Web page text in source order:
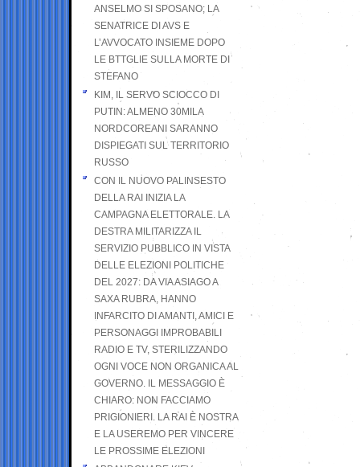
ANSELMO SI SPOSANO; LA
SENATRICE DI AVS E
L’AVVOCATO INSIEME DOPO
LE BTTGLIE SULLA MORTE DI
STEFANO
KIM, IL SERVO SCIOCCO DI
PUTIN: ALMENO 30MILA
NORDCOREANI SARANNO
DISPIEGATI SUL TERRITORIO
RUSSO
CON IL NUOVO PALINSESTO
DELLA RAI INIZIA LA
CAMPAGNA ELETTORALE. LA
DESTRA MILITARIZZA IL
SERVIZIO PUBBLICO IN VISTA
DELLE ELEZIONI POLITICHE
DEL 2027: DA VIA ASIAGO A
SAXA RUBRA, HANNO
INFARCITO DI AMANTI, AMICI E
PERSONAGGI IMPROBABILI
RADIO E TV, STERILIZZANDO
OGNI VOCE NON ORGANICA AL
GOVERNO. IL MESSAGGIO È
CHIARO: NON FACCIAMO
PRIGIONIERI. LA RAI È NOSTRA
E LA USEREMO PER VINCERE
LE PROSSIME ELEZIONI